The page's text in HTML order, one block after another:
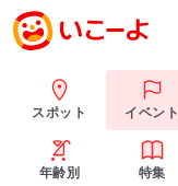
スポット イベント
年齢別 特集